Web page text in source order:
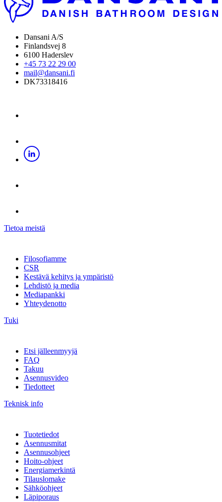
Dansani A/S
Finlandsvej 8
6100 Haderslev
+45 73 22 29 00
mail@dansani.fi
DK73318416
Tietoa meistä
Filosofiamme
CSR
Kestävä kehitys ja ympäristö
Lehdistö ja media
Mediapankki
Yhteydenotto
Tuki
Etsi jälleenmyyjä
FAQ
Takuu
Asennusvideo
Tiedotteet
Teknisk info
Tuotetiedot
Asennusmitat
Asennusohjeet
Hoito-ohjeet
Energiamerkintä
Tilauslomake
Sähköohjeet
Läpiporaus